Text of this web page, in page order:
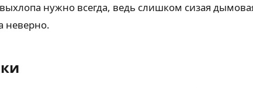
нужно всегда, ведь слишком сизая
неверно.